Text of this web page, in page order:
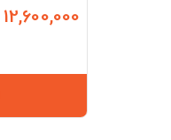
12,600,000 تومان